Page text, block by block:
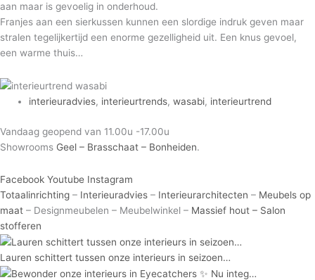
aan maar is gevoelig in onderhoud.
Franjes aan een sierkussen kunnen een slordige indruk geven maar
stralen tegelijkertijd een enorme gezelligheid uit. Een knus gevoel,
een warme thuis…
interieuradvies, interieurtrends,wasabi, interieurtrend
Vandaag geopend van 11.00u -17.00u
Showrooms Geel – Brasschaat – Bonheiden.
Facebook Youtube Instagram
Totaalinrichting – Interieuradvies – Interieurarchitecten – Meubels op
maat – Designmeubelen – Meubelwinkel – Massief hout – Salon
stofferen
Lauren schittert tussen onze interieurs in seizoen…